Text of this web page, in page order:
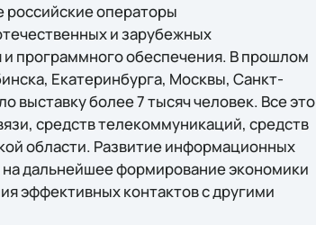
операторы
и зарубежных
программного обеспечения. В прошлом
Екатеринбурга, Москвы, Санкт-
выставку более 7 тысяч человек. Все это
средств телекоммуникаций, средств
области. Развитие информационных
дальнейшее формирование экономики
эффективных контактов с другими